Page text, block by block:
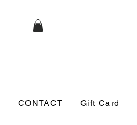
CONTACT Gift Card